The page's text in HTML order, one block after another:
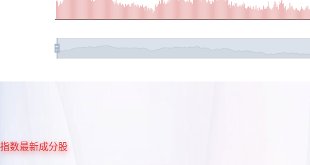
指数最新成分股